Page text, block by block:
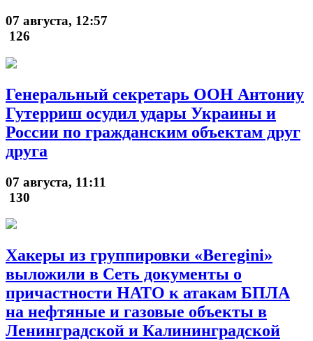
07 августа, 12:57
126
Генеральный секретарь ООН Антониу
Гутерриш осудил удары Украины и
России по гражданским объектам друг
друга
07 августа, 11:11
130
Хакеры из группировки «Beregini»
выложили в Сеть документы о
причастности НАТО к атакам БПЛА
на нефтяные и газовые объекты в
Ленинградской и Калининградской